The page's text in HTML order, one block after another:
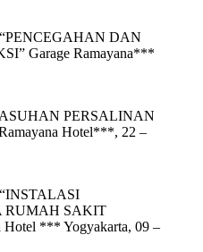
DAN
Garage Ramayana***
PERSALINAN
Hotel***, 22 –
RUMAH SAKIT
Hotel *** Yogyakarta, 09 –